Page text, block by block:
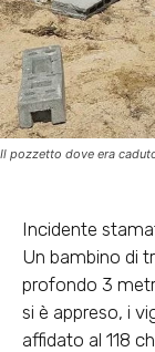
Il pozzetto dove era
Incidente
Un bambino di
profondo 3
si è appreso, i
affidato al 118